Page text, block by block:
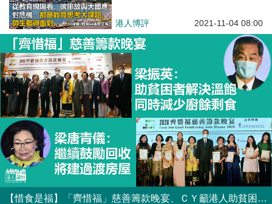
港人博評 2021-11-04 08:00
【惜食是福】「齊惜福」慈善籌款晚宴、ＣＹ籲港人助貧困者解決溫飽、同時盡量減少廚餘剩食、梁唐青儀：未來建過渡性房屋